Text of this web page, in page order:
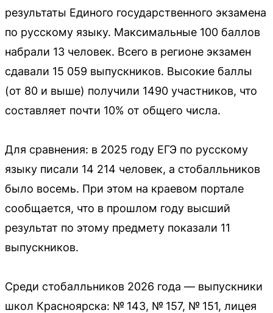
результаты Единого государственного экзамена
по русскому языку. Максимальные 100 баллов
набрали 13 человек. Всего в регионе экзамен
сдавали 15 059 выпускников. Высокие баллы
(от 80 и выше) получили 1490 участников, что
составляет почти 10% от общего числа.
Для сравнения: в 2025 году ЕГЭ по русскому
языку писали 14 214 человек, а стобалльников
было восемь. При этом на краевом портале
сообщается, что в прошлом году высший
результат по этому предмету показали 11
выпускников.
Среди стобалльников 2026 года — выпускники
школ Красноярска: № 143, № 157, № 151, лицея